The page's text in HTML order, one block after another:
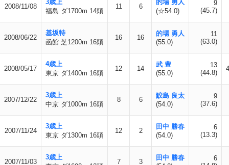
2008/11/08
3歳上
福島 ダ1700m 14頭
11 6
的場 勇人
(☆54.0)
9
(45.7)
2008/06/22
基坂特
函館 芝1200m 16頭
16 16
的場 勇人
(55.0)
11
(63.0)
2008/05/17
4歳上
東京 ダ1400m 16頭
12 14
武 豊
(55.0)
13
(44.8)
2007/12/22
3歳上
中京 ダ1000m 16頭
8 6
鮫島 良太
(54.0)
9
(37.6)
2007/11/24
3歳上
東京 ダ1300m 16頭
12 2
田中 勝春
(54.0)
6
(13.3)
2007/11/03
3歳上
7 3
田中 勝春
6